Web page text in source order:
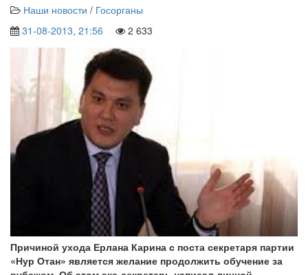
Наши новости / Госорганы
31-08-2013, 21:56
2 633
Причиной ухода Ерлана Карина с поста секретаря партии
«Нур Отан» является желание продолжить обучение за